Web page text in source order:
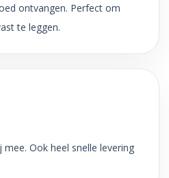
ontvangen. Perfect om
te leggen.
Ook heel snelle levering